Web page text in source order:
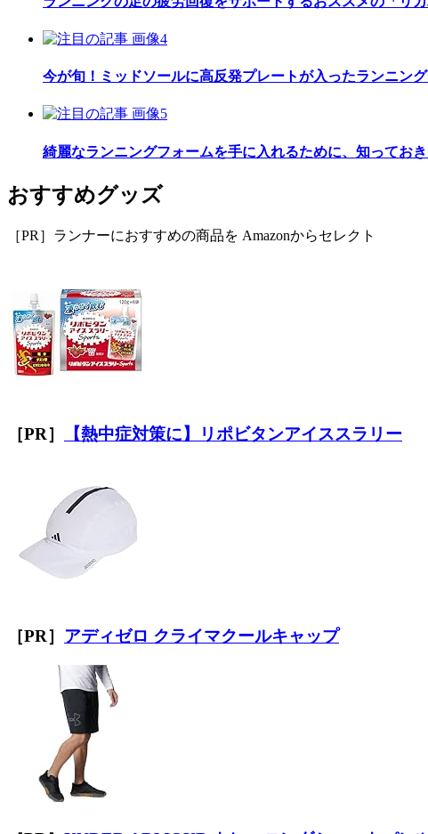
今が旬！ミッドソールに高反発プレートが入ったランニン
綺麗なランニングフォームを手に入れるために、知ってお
おすすめグッズ
［PR］ランナーにおすすめの商品を Amazonからセレクト
［PR］ 【熱中症対策に】リポビタンアイススラリー
［PR］ アディゼロ クライマクールキャップ